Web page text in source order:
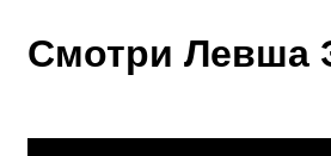
Смотри Левша
Sketchbook5, 스
Sketchbook5, 스